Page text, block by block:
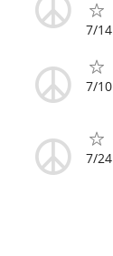
7/14
7/10
7/24